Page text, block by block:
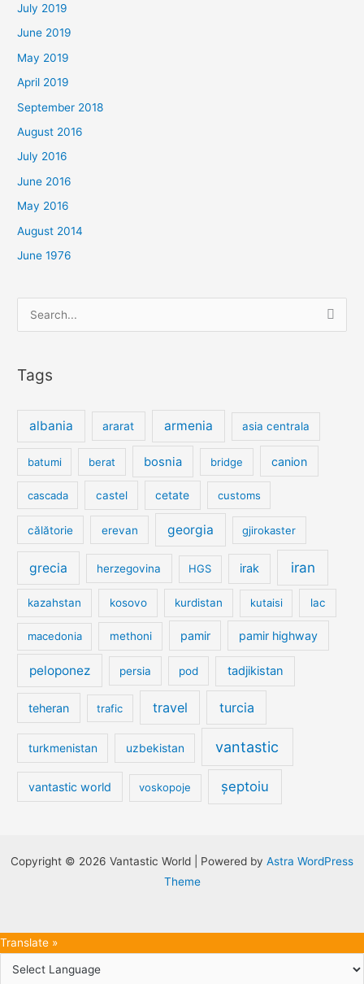
July 2019
June 2019
May 2019
April 2019
September 2018
August 2016
July 2016
June 2016
May 2016
August 2014
June 1976
Search
for:
Tags
albania ararat armenia asia centrala
batumi berat bosnia bridge canion
cascada castel cetate customs
călătorie erevan georgia gjirokaster
grecia herzegovina HGS irak iran
kazahstan kosovo kurdistan kutaisi lac
macedonia methoni pamir pamir highway
peloponez persia pod tadjikistan
teheran trafic travel turcia
turkmenistan uzbekistan vantastic
vantastic world voskopoje șeptoiu
Copyright © 2026 Vantastic World | Powered by Astra WordPress
Theme
Translate »